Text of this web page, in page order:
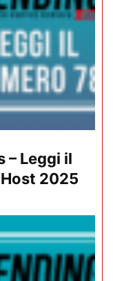
– Leggi il
2025